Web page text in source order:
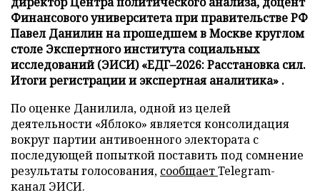
Финансового университета при правительстве РФ
Павел Данилин на прошедшем в Москве круглом
столе Экспертного института социальных
исследований (ЭИСИ) «ЕДГ–2026: Расстановка сил.
Итоги регистрации и экспертная аналитика» .
По оценке Данилила, одной из целей
деятельности «Яблоко» является консолидация
вокруг партии антивоенного электората с
последующей попыткой поставить под сомнение
результаты голосования, сообщаетTelegram-
канал ЭИСИ.